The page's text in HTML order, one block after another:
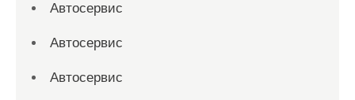
Автосервис
Автосервис
Автосервис